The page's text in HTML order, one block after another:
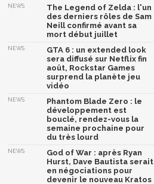
NEWS
The Legend of Zelda : l'un
des derniers rôles de Sam
Neill confirmé avant sa
mort début juillet
NEWS
GTA 6 : un extended look
sera diffusé sur Netflix fin
août, Rockstar Games
surprend la planète jeu
vidéo
NEWS
Phantom Blade Zero : le
développement est
bouclé, rendez-vous la
semaine prochaine pour
du très lourd
NEWS
God of War : après Ryan
Hurst, Dave Bautista serait
en négociations pour
devenir le nouveau Kratos